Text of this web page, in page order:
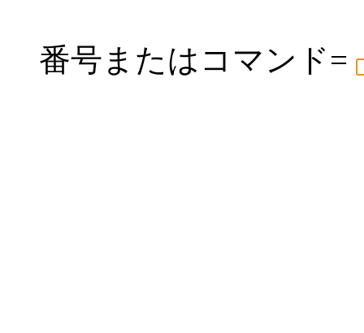
番号またはコマンド=